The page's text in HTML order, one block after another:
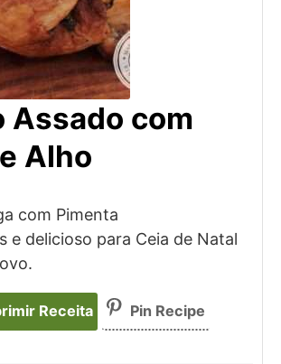
Assado com
Alho
com Pimenta
e delicioso para Ceia de Natal
Receita Pin Recipe